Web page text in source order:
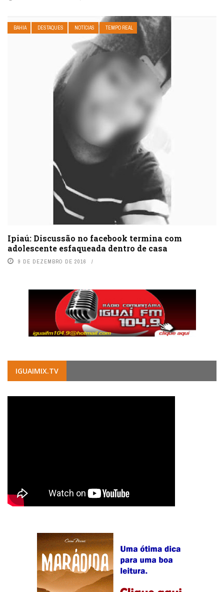
BAHIA DESTAQUES NOTÍCIAS TEMPO REAL
Ipiaú: Discussão no facebook termina com
adolescente esfaqueada dentro de casa
9 DE DEZEMBRO DE 2016
IGUAIMIX.TV